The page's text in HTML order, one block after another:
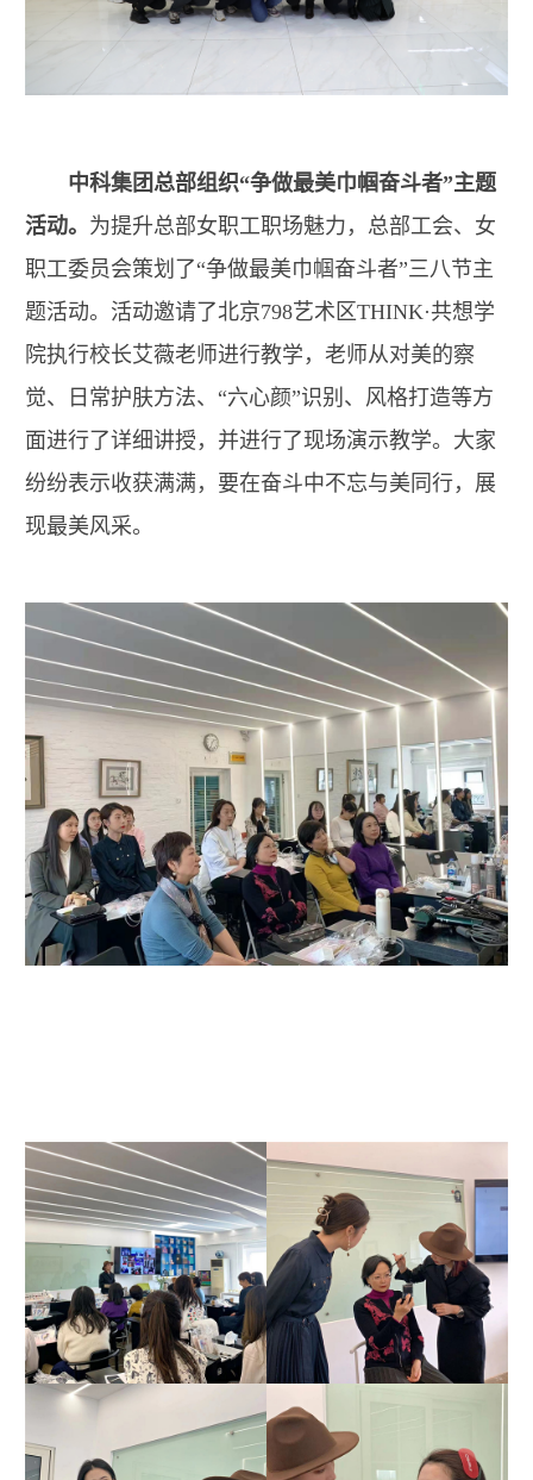
中科集团总部组织“争做最美巾帼奋斗者”主题
活动。 为提升总部女职工职场魅力，总部工会、女
职工委员会策划了“争做最美巾帼奋斗者”三八节主
题活动。活动邀请了北京798艺术区THINK·共想学
院执行校长艾薇老师进行教学，老师从对美的察
觉、日常护肤方法、“六心颜”识别、风格打造等方
面进行了详细讲授，并进行了现场演示教学。大家
纷纷表示收获满满，要在奋斗中不忘与美同行，展
现最美风采。